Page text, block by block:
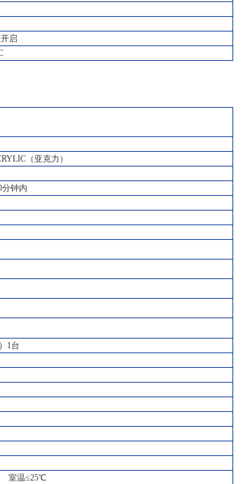
启
（亚克力）
钟内
1台
室温≤25℃